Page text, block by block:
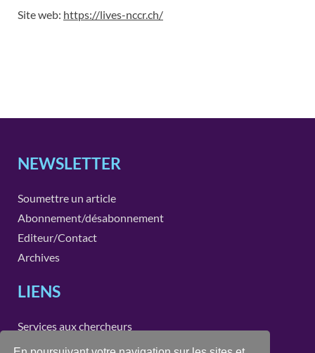
Site web: https://lives-nccr.ch/
NEWSLETTER
Soumettre un article
Abonnement/désabonnement
Editeur/Contact
Archives
LIENS
Services aux chercheurs
Instituts et unités de recherche de la Faculté des SSP